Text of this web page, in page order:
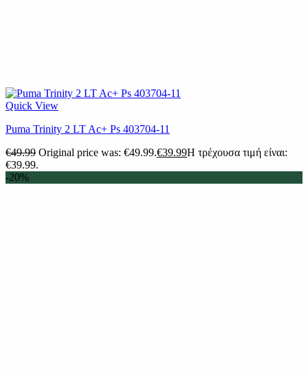
Quick View
Puma Trinity 2 LT Ac+ Ps 403704-11
€49.99 Original price was: €49.99.€39.99Η τρέχουσα τιμή είναι:
€39.99.
-20%